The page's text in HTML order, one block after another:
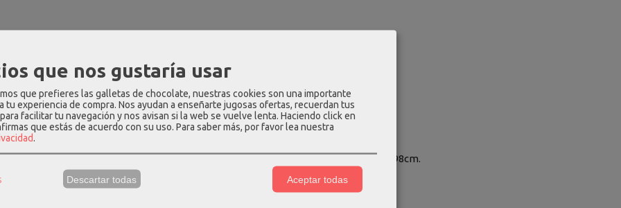
color negro, tiene cuello redondo y manga en sisa caída con tachas de adorno.
hasta la talla 40-42.
:95% algodón - 5% elastano.
Talla única:largo - 56cm, hombros - 38cm, pecho - 94cm, cintura - 90cm, cadera - 98cm.
talla S y mide 1.69m, para que os hagáis una idea.
que nos gustaría usar
que prefieres las galletas de chocolate, nuestras cookies son una importante
tu experiencia de compra. Nos ayudan a enseñarte jugosas ofertas, recuerdan tus
facilitar tu navegación y nos avisan si la web se vuelve lenta. Haciendo click en
que estás de acuerdo con su uso. Para saber más, por favor lea nuestra
.
Descartar todas Aceptar todas